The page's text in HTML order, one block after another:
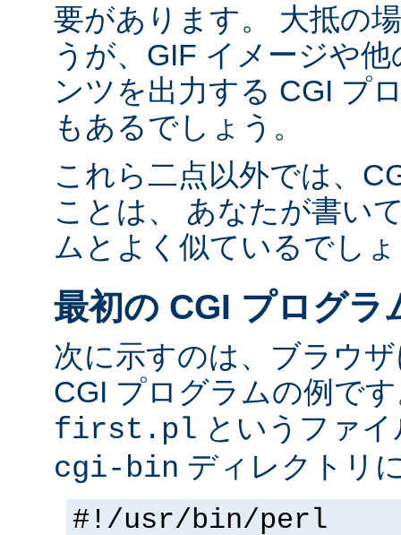
要があります。 大抵の
うが、GIF イメージや
ンツを出力する CGI プ
もあるでしょう。
これら二点以外では、
ことは、 あなたが書い
ムとよく似ているでし
最初の CGI プログラ
次に示すのは、ブラウ
CGI プログラムの例で
first.pl というファ
cgi-bin ディレクトリ
#!/usr/bin/perl